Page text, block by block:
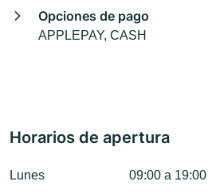
Opciones de pago
APPLEPAY, CASH
Horarios de apertura
Lunes 09:00 a 19:00